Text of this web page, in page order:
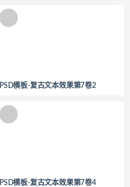
PSD模板-复古文本效果第7卷2
PSD模板-复古文本效果第7卷4